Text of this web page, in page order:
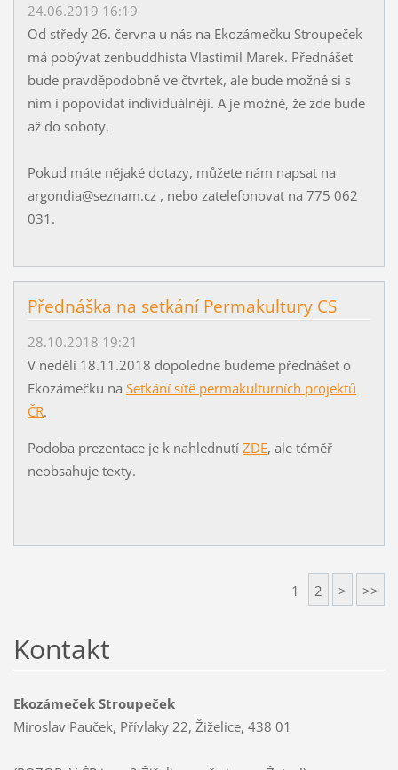
24.06.2019 16:19
Od středy 26. června u nás na Ekozámečku Stroupeček
má pobývat zenbuddhista Vlastimil Marek. Přednášet
bude pravděpodobně ve čtvrtek, ale bude možné si s
ním i popovídat individuálněji. A je možné, že zde bude
až do soboty.
Pokud máte nějaké dotazy, můžete nám napsat na
argondia@seznam.cz , nebo zatelefonovat na 775 062
031.
Přednáška na setkání Permakultury CS
28.10.2018 19:21
V neděli 18.11.2018 dopoledne budeme přednášet o
Ekozámečku na Setkání sítě permakulturních projektů
ČR.
Podoba prezentace je k nahlednutí ZDE, ale téměř
neobsahuje texty.
1 2 > >>
Kontakt
Ekozámeček Stroupeček
Miroslav Pauček, Přívlaky 22, Žiželice, 438 01